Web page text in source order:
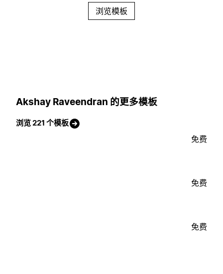
浏览模板
Akshay Raveendran 的更多模板
浏览 221 个模板
免费
免费
免费